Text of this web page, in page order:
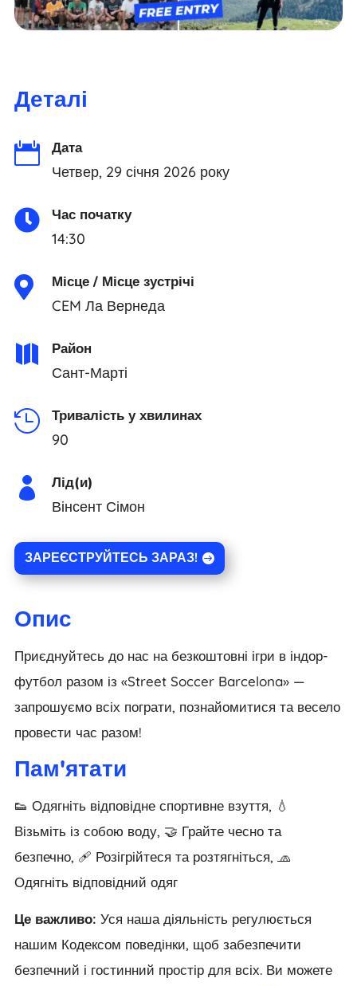
Деталі

Дата
Четвер, 29 січня 2026 року

Час початку
14:30

Місце / Місце зустрічі
CEM Ла Вернеда

Район
Сант-Марті

Тривалість у хвилинах
90

Лід(и)
Вінсент Сімон
ЗАРЕЄСТРУЙТЕСЬ ЗАРАЗ!
Опис
Приєднуйтесь до нас на безкоштовні ігри в індор-
футбол разом із «Street Soccer Barcelona» —
запрошуємо всіх пограти, познайомитися та весело
провести час разом!
Пам'ятати
👟 Одягніть відповідне спортивне взуття, 💧
Візьміть із собою воду, 🤝 Грайте чесно та
безпечно, 🩹 Розігрійтеся та розтягніться, 🧢
Одягніть відповідний одяг
Це важливо: Уся наша діяльність регулюється
нашим Кодексом поведінки, щоб забезпечити
безпечний і гостинний простір для всіх. Ви можете